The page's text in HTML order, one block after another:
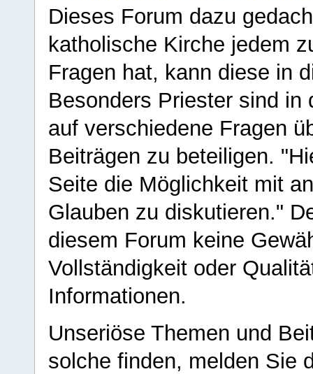
Dieses Forum dazu
katholische Kirche jedem
Fragen hat, kann diese in
Besonders Priester sind in
auf verschiedene Fragen
Beiträgen zu beteiligen.
Seite die Möglichkeit mit
Glauben zu diskutieren."
diesem Forum keine
Vollständigkeit oder
Informationen.
Unseriöse Themen und
solche finden, melden Sie